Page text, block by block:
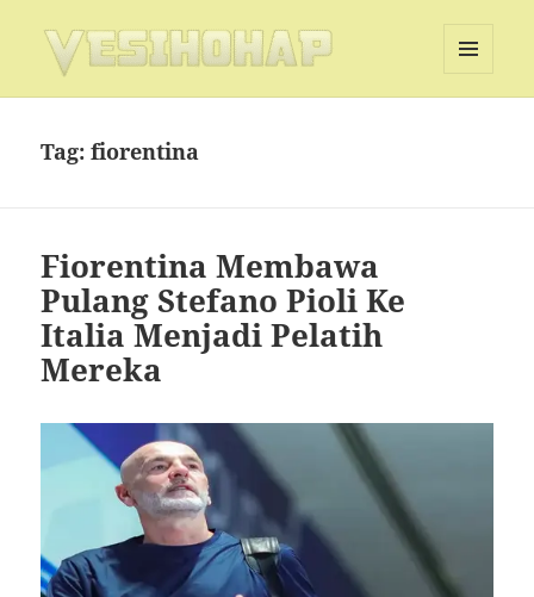
DAN
Tag:fiorentina
Fiorentina Membawa
Pulang Stefano Pioli Ke
Italia Menjadi Pelatih
Mereka